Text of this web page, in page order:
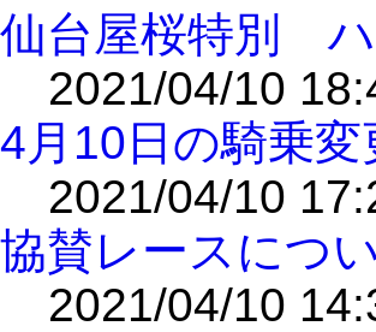
仙台屋桜特別 ハ
2021/04/10
4月10日の騎乗変
2021/04/10
協賛レースにつ
2021/04/10